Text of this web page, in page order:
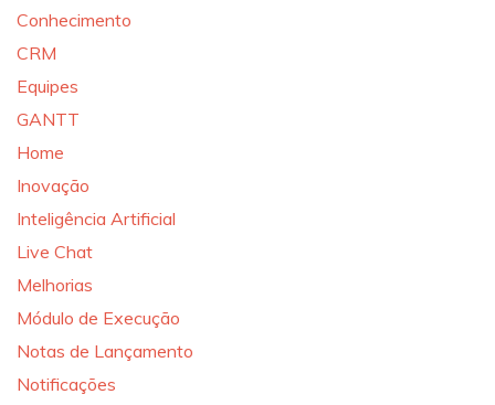
Conhecimento
CRM
Equipes
GANTT
Home
Inovação
Inteligência Artificial
Live Chat
Melhorias
Módulo de Execução
Notas de Lançamento
Notificações